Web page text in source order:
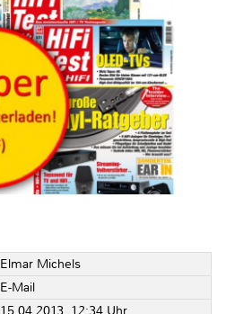
Elmar Michels
E-Mail